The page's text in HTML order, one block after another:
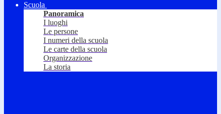
Scuola
Panoramica
I luoghi
Le persone
I numeri della scuola
Le carte della scuola
Organizzazione
La storia